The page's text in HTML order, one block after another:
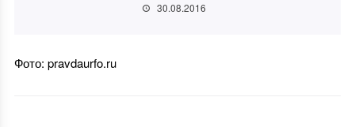
30.08.2016
Фото: pravdaurfo.ru